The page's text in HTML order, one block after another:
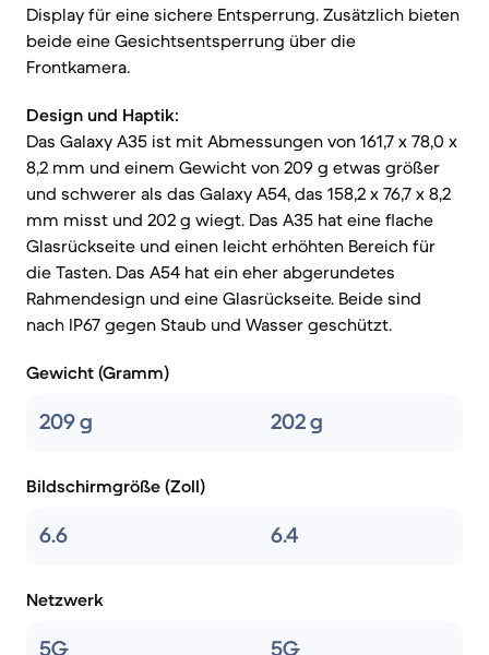
Display für eine sichere Entsperrung. Zusätzlich bieten
beide eine Gesichtsentsperrung über die
Frontkamera.
Design und Haptik:
Das Galaxy A35 ist mit Abmessungen von 161,7 x 78,0 x
8,2 mm und einem Gewicht von 209 g etwas größer
und schwerer als das Galaxy A54, das 158,2 x 76,7 x 8,2
mm misst und 202 g wiegt. Das A35 hat eine flache
Glasrückseite und einen leicht erhöhten Bereich für
die Tasten. Das A54 hat ein eher abgerundetes
Rahmendesign und eine Glasrückseite. Beide sind
nach IP67 gegen Staub und Wasser geschützt.
Gewicht (Gramm)
209 g 202 g
Bildschirmgröße (Zoll)
6.6 6.4
Netzwerk
5G 5G